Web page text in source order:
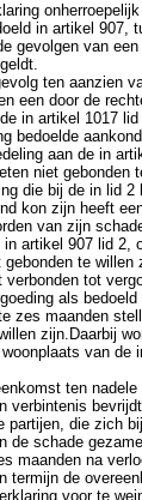
in artikel 907,
gevolgen van
ten aanzien
een door de
in artikel 1017
bedoelde
aan de in
niet gebonden
die bij de in lid 2
kon zijn heeft
van zijn
artikel 907 lid 2,
gebonden te willen
tot
als
zes maanden
zijn.Daarbij
van de
ten nadele
verbintenis
partijen, die zich
de schade
maanden na
termijn de
voor te